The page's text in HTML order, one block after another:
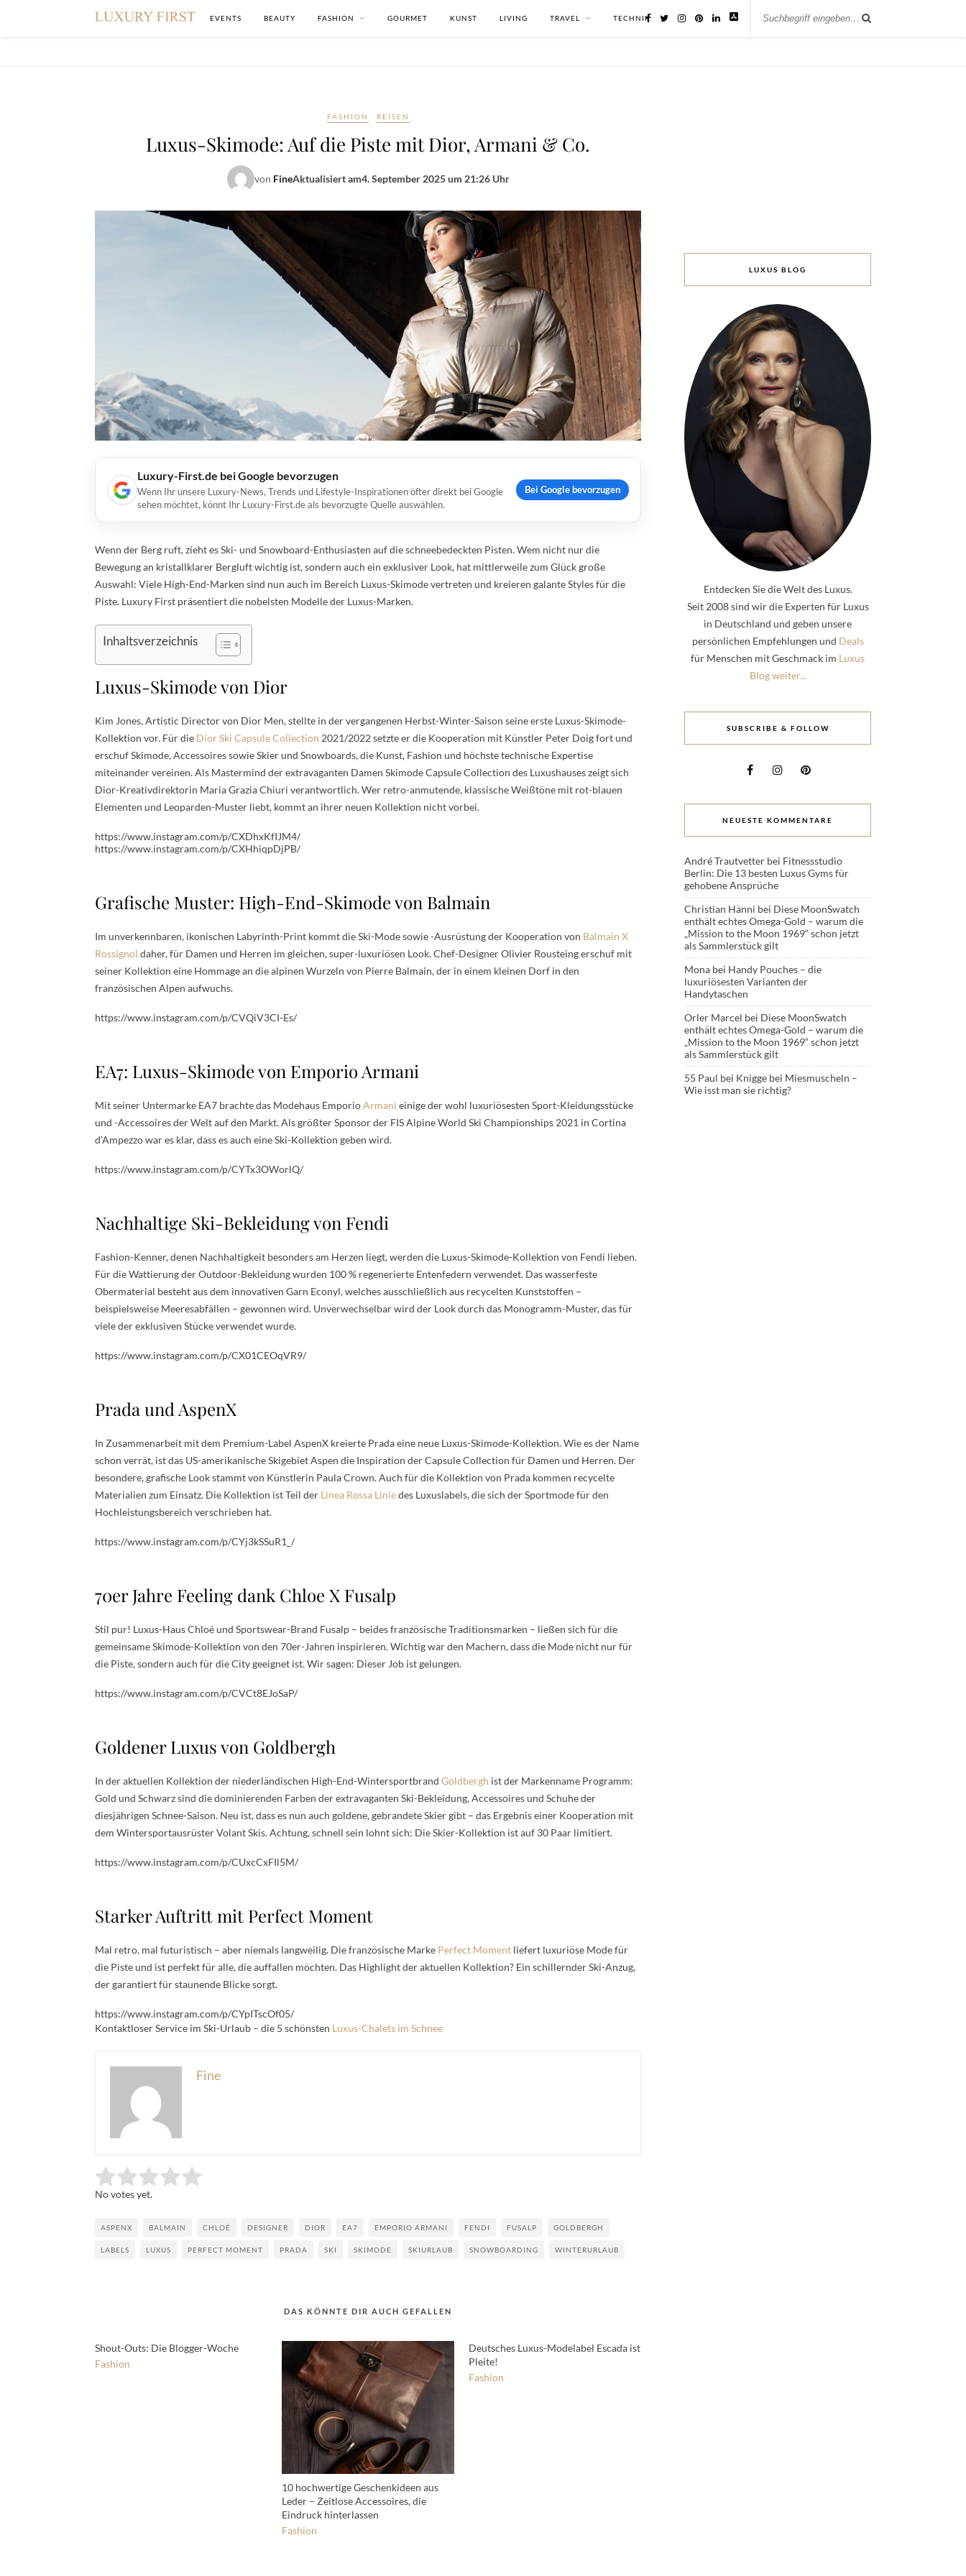
EVENTS BEAUTY FASHION GOURMET KUNST LIVING TRAVEL TECHNIK
FASHION REISEN
Luxus-Skimode: Auf die Piste mit Dior, Armani & Co.
von FineAktualisiert am4. September 2025 um 21:26 Uhr
Luxury-First.de bei Google bevorzugen
Wenn Ihr unsere Luxury-News, Trends und Lifestyle-Inspirationen öfter direkt bei Google
sehen möchtet, könnt Ihr Luxury-First.de als bevorzugte Quelle auswählen.
Bei Google bevorzugen
Wenn der Berg ruft, zieht es Ski- und Snowboard-Enthusiasten auf die schneebedeckten Pisten. Wem nicht nur die
Bewegung an kristallklarer Bergluft wichtig ist, sondern auch ein exklusiver Look, hat mittlerweile zum Glück große
Auswahl: Viele High-End-Marken sind nun auch im Bereich Luxus-Skimode vertreten und kreieren galante Styles für die
Piste. Luxury First präsentiert die nobelsten Modelle der Luxus-Marken.
Inhaltsverzeichnis
Luxus-Skimode von Dior
Kim Jones, Artistic Director von Dior Men, stellte in der vergangenen Herbst-Winter-Saison seine erste Luxus-Skimode-
Kollektion vor. Für die Dior Ski Capsule Collection 2021/2022 setzte er die Kooperation mit Künstler Peter Doig fort und
erschuf Skimode, Accessoires sowie Skier und Snowboards, die Kunst, Fashion und höchste technische Expertise
miteinander vereinen. Als Mastermind der extravaganten Damen Skimode Capsule Collection des Luxushauses zeigt sich
Dior-Kreativdirektorin Maria Grazia Chiuri verantwortlich. Wer retro-anmutende, klassische Weißtöne mit rot-blauen
Elementen und Leoparden-Muster liebt, kommt an ihrer neuen Kollektion nicht vorbei.
https://www.instagram.com/p/CXDhxKfIJM4/
https://www.instagram.com/p/CXHhiqpDjPB/
Grafische Muster: High-End-Skimode von Balmain
Im unverkennbaren, ikonischen Labyrinth-Print kommt die Ski-Mode sowie -Ausrüstung der Kooperation von Balmain X
Rossignol daher, für Damen und Herren im gleichen, super-luxuriösen Look. Chef-Designer Olivier Rousteing erschuf mit
seiner Kollektion eine Hommage an die alpinen Wurzeln von Pierre Balmain, der in einem kleinen Dorf in den
französischen Alpen aufwuchs.
https://www.instagram.com/p/CVQiV3CI-Es/
EA7: Luxus-Skimode von Emporio Armani
Mit seiner Untermarke EA7 brachte das Modehaus EmporioArmani einige der wohl luxuriösesten Sport-Kleidungsstücke
und -Accessoires der Welt auf den Markt. Als größter Sponsor der FIS Alpine World Ski Championships 2021 in Cortina
d’Ampezzo war es klar, dass es auch eine Ski-Kollektion geben wird.
https://www.instagram.com/p/CYTx3OWorlQ/
Nachhaltige Ski-Bekleidung von Fendi
Fashion-Kenner, denen Nachhaltigkeit besonders am Herzen liegt, werden die Luxus-Skimode-Kollektion von Fendi lieben.
Für die Wattierung der Outdoor-Bekleidung wurden 100 % regenerierte Entenfedern verwendet. Das wasserfeste
Obermaterial besteht aus dem innovativen Garn Econyl, welches ausschließlich aus recycelten Kunststoffen –
beispielsweise Meeresabfällen – gewonnen wird. Unverwechselbar wird der Look durch das Monogramm-Muster, das für
viele der exklusiven Stücke verwendet wurde.
https://www.instagram.com/p/CX01CEOqVR9/
Prada und AspenX
In Zusammenarbeit mit dem Premium-Label AspenX kreierte Prada eine neue Luxus-Skimode-Kollektion. Wie es der Name
schon verrät, ist das US-amerikanische Skigebiet Aspen die Inspiration der Capsule Collection für Damen und Herren. Der
besondere, grafische Look stammt von Künstlerin Paula Crown. Auch für die Kollektion von Prada kommen recycelte
Materialien zum Einsatz. Die Kollektion ist Teil der Linea Rossa Liniedes Luxuslabels, die sich der Sportmode für den
Hochleistungsbereich verschrieben hat.
https://www.instagram.com/p/CYj3kSSuR1_/
70er Jahre Feeling dank Chloe X Fusalp
Stil pur! Luxus-Haus Chloé und Sportswear-Brand Fusalp – beides französische Traditionsmarken – ließen sich für die
gemeinsame Skimode-Kollektion von den 70er-Jahren inspirieren. Wichtig war den Machern, dass die Mode nicht nur für
die Piste, sondern auch für die City geeignet ist. Wir sagen: Dieser Job ist gelungen.
https://www.instagram.com/p/CVCt8EJoSaP/
Goldener Luxus von Goldbergh
In der aktuellen Kollektion der niederländischen High-End-Wintersportbrand Goldbergh ist der Markenname Programm:
Gold und Schwarz sind die dominierenden Farben der extravaganten Ski-Bekleidung, Accessoires und Schuhe der
diesjährigen Schnee-Saison. Neu ist, dass es nun auch goldene, gebrandete Skier gibt – das Ergebnis einer Kooperation mit
dem Wintersportausrüster Volant Skis. Achtung, schnell sein lohnt sich: Die Skier-Kollektion ist auf 30 Paar limitiert.
https://www.instagram.com/p/CUxcCxFIl5M/
Starker Auftritt mit Perfect Moment
Mal retro, mal futuristisch – aber niemals langweilig. Die französische Marke Perfect Moment liefert luxuriöse Mode für
die Piste und ist perfekt für alle, die auffallen möchten. Das Highlight der aktuellen Kollektion? Ein schillernder Ski-Anzug,
der garantiert für staunende Blicke sorgt.
https://www.instagram.com/p/CYpITscOf05/
Kontaktloser Service im Ski-Urlaub – die 5 schönsten Luxus-Chalets im Schnee
Fine
Rate this item: Submit Rating
No votes yet.
ASPENX BALMAIN CHLOÉ DESIGNER DIOR EA7 EMPORIO ARMANI FENDI FUSALP GOLDBERGH
LABELS LUXUS PERFECT MOMENT PRADA SKI SKIMODE SKIURLAUB SNOWBOARDING WINTERURLAUB
DAS KÖNNTE DIR AUCH GEFALLEN
Shout-Outs: Die Blogger-Woche
Fashion
10 hochwertige Geschenkideen aus
Leder – Zeitlose Accessoires, die
Eindruck hinterlassen
Fashion
Deutsches Luxus-Modelabel Escada ist
Pleite!
Fashion
LUXUS BLOG
Entdecken Sie die Welt des Luxus.
Seit 2008 sind wir die Experten für Luxus
in Deutschland und geben unsere
persönlichen Empfehlungen und Deals
für Menschen mit Geschmack im Luxus
Blog weiter...
SUBSCRIBE & FOLLOW
NEUESTE KOMMENTARE
André Trautvetter bei Fitnessstudio
Berlin: Die 13 besten Luxus Gyms für
gehobene Ansprüche
Christian Hänni bei Diese MoonSwatch
enthält echtes Omega-Gold – warum die
„Mission to the Moon 1969“ schon jetzt
als Sammlerstück gilt
Mona bei Handy Pouches – die
luxuriösesten Varianten der
Handytaschen
Orler Marcel bei Diese MoonSwatch
enthält echtes Omega-Gold – warum die
„Mission to the Moon 1969“ schon jetzt
als Sammlerstück gilt
55 Paul bei Knigge bei Miesmuscheln –
Wie isst man sie richtig?